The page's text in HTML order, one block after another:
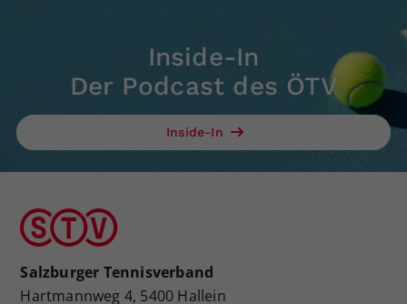
Inside-In
Der Podcast des ÖTV
Inside-In
Salzburger Tennisverband
Hartmannweg 4, 5400 Hallein